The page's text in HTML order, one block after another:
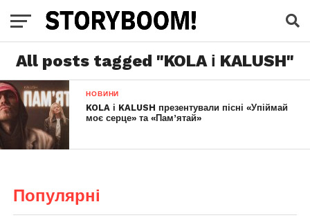
All posts tagged "KOLA і KALUSH"
НОВИНИ
KOLA і KALUSH презентували пісні «Упіймай
моє серце» та «Пам’ятай»
Популярні